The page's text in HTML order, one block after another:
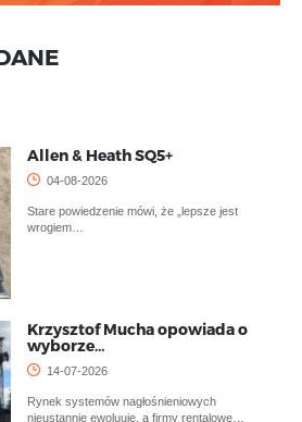
Allen & Heath SQ5+
04-08-2026
Stare powiedzenie mówi, że „lepsze jest
wrogiem…
Krzysztof Mucha opowiada o
wyborze…
14-07-2026
Rynek systemów nagłośnieniowych
nieustannie ewoluuje, a firmy rentalowe…